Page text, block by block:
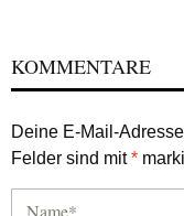
KOMMENTARE
Deine E-Mail-
Felder sind mit*